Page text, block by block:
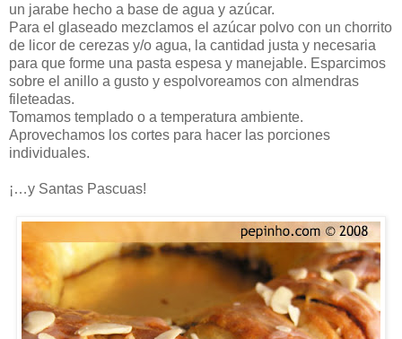
un jarabe hecho a base de agua y azúcar.
Para el glaseado mezclamos el azúcar polvo con un chorrito
de licor de cerezas y/o agua, la cantidad justa y necesaria
para que forme una pasta espesa y manejable. Esparcimos
sobre el anillo a gusto y espolvoreamos con almendras
fileteadas.
Tomamos templado o a temperatura ambiente.
Aprovechamos los cortes para hacer las porciones
individuales.
¡…y Santas Pascuas!